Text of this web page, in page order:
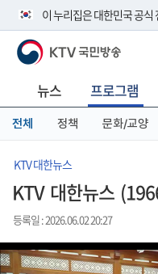
이 누리집은 대한민국 공
공식 누리집 주소 확인하기
니다.
이밖에 or.kr 또는 .kr등 다
서 도메인 주소를 확인해 보세
KTV 국민방송
뉴스 프로그램
전체 정책 문화/교양
KTV 대한뉴스
KTV 대한뉴스
등록일 : 2026.06.02 20:27